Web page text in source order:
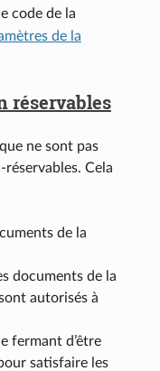
code de la
de la
réservables
ne sont pas
Cela
de la
documents de la
autorisés à
fermant d’être
satisfaire les